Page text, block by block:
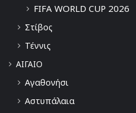
FIFA WORLD CUP 2026
Στίβος
Τέννις
ΑΙΓΑΙΟ
Αγαθονήσι
Αστυπάλαια